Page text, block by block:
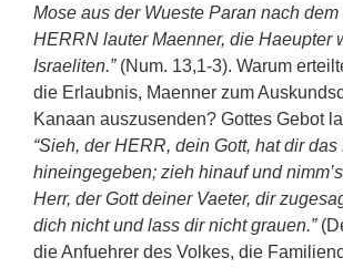
Mose aus der Wueste Paran nach dem
HERRN lauter Maenner, die Haeupter
Israeliten.”(Num. 13,1-3). Warum
die Erlaubnis, Maenner zum
Kanaan auszusenden? Gottes Gebot
“Sieh, der HERR, dein Gott, hat dir das
hineingegeben; zieh hinauf und
Herr, der Gott deiner Vaeter, dir
dich nicht und lass dir nicht grauen.”
die Anfuehrer des Volkes, die